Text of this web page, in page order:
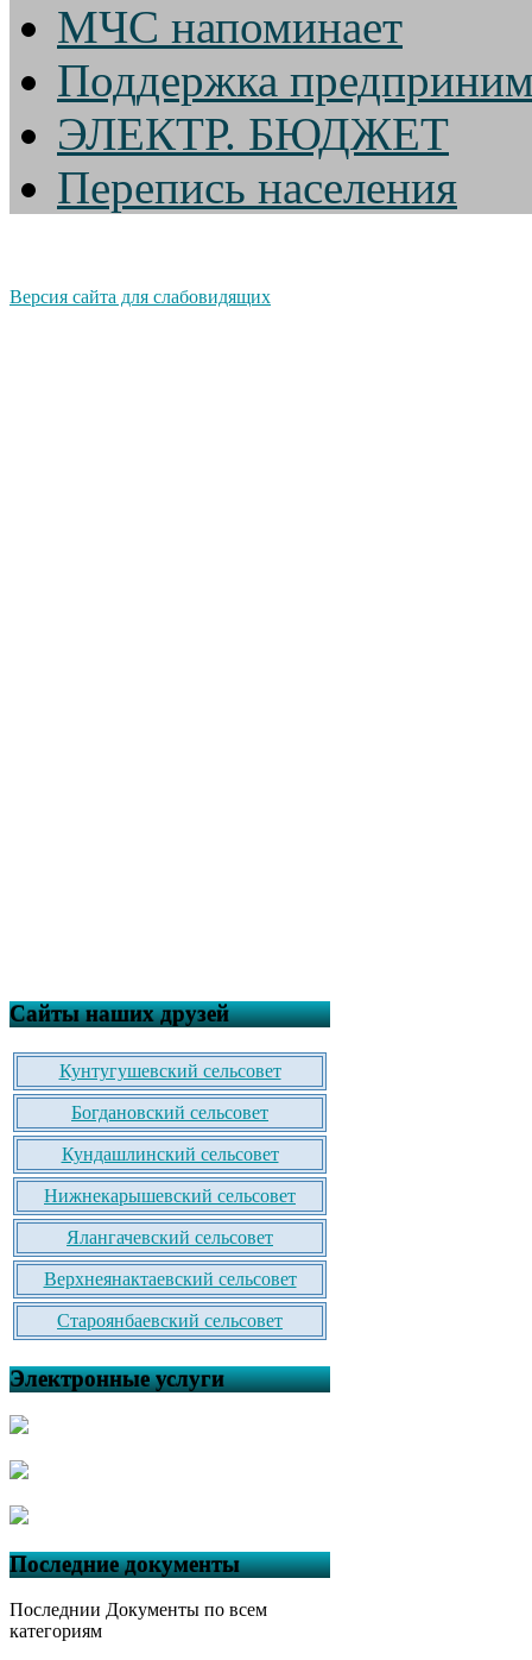
МЧС напоминает
Поддержка
ЭЛЕКТР. БЮДЖЕТ
Перепись населения
Версия сайта для слабовидящих
Сайты наших друзей
Кунтугушевский сельсовет
Богдановский сельсовет
Кундашлинский сельсовет
Нижнекарышевский сельсовет
Ялангачевский сельсовет
Верхнеянактаевский сельсовет
Староянбаевский сельсовет
Электронные услуги
Последние документы
Последнии Документы по всем
категориям